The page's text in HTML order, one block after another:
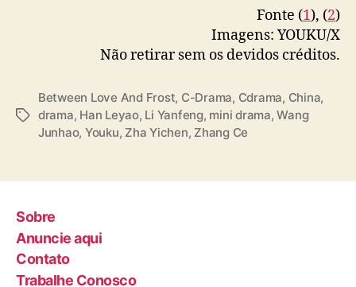
n
o
s
t
Fonte (1), (2)
Imagens: YOUKU/X
Não retirar sem os devidos créditos.
T
Between Love And Frost, C-Drama, Cdrama, China,
drama, Han Leyao, Li Yanfeng, mini drama,Wang
Junhao, Youku, Zha Yichen, Zhang Ce
Sobre
Anuncie aqui
Contato
Trabalhe Conosco